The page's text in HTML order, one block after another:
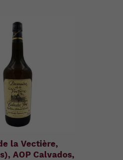
la Vectière,
AOP Calvados,